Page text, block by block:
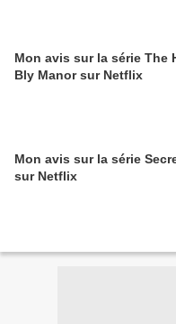
Mon avis sur la série The
Bly Manor sur Netflix
Mon avis sur la série
sur Netflix